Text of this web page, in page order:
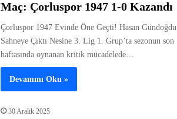
Maç: Çorluspor 1947 1-0 Kazandı
Çorluspor 1947 Evinde Öne Geçti! Hasan Gündoğdu
Sahneye Çıktı Nesine 3. Lig 1. Grup’ta sezonun son
haftasında oynanan kritik mücadelede…
Devamını Oku »
30 Aralık 2025